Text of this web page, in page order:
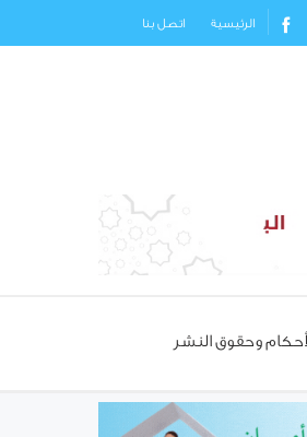
الرئيسية اتصل بنا
وحقوق النشر